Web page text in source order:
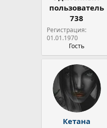
пользователь
738
Регистрация:
01.01.1970
Гость
Кетана